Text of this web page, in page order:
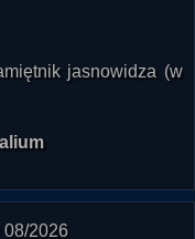
jasnowidza (w